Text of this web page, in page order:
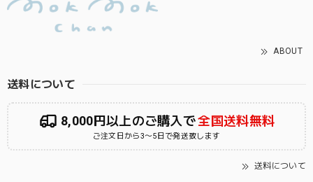
ABOUT
送料について
8,000円以上のご購入で全国送料無料
ご注文日から3〜5日で発送致します
送料について